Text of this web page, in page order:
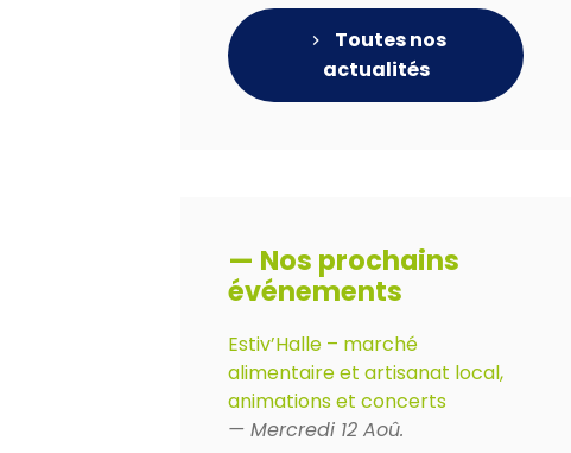
Toutes nos
actualités
— Nos prochains
événements
Estiv’Halle – marché
alimentaire et artisanat local,
animations et concerts
— Mercredi 12 Aoû.